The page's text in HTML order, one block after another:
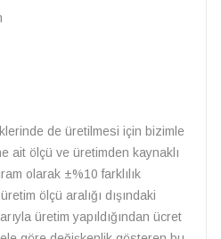
de üretilmesi için bizimle
ait ölçü ve üretimden kaynaklı
olarak ±%10 farklılık
ölçü aralığı dışındaki
üretim yapıldığından ücret